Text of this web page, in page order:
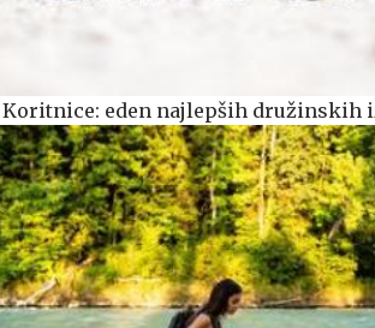
eden najlepših družinskih